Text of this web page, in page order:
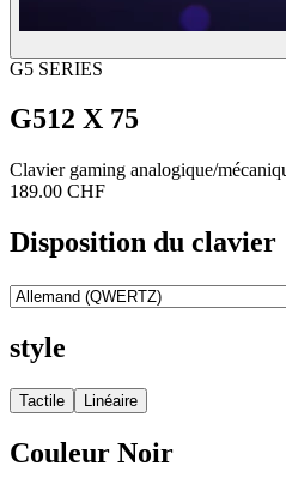
G5 SERIES
G512 X 75
Clavier gaming analogique/
189.00 CHF
Disposition du clavier
style
Tactile Linéaire
Couleur Noir